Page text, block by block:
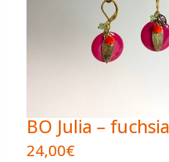
BO Julia – fuchsia
24,00€